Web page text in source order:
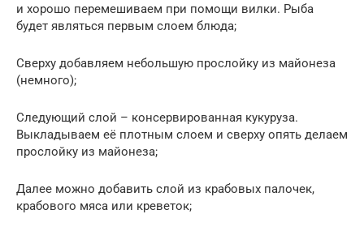
и хорошо перемешиваем при помощи вилки. Рыба
будет являться первым слоем блюда;
Сверху добавляем небольшую прослойку из майонеза
(немного);
Следующий слой – консервированная кукуруза.
Выкладываем её плотным слоем и сверху опять делаем
прослойку из майонеза;
Далее можно добавить слой из крабовых палочек,
крабового мяса или креветок;